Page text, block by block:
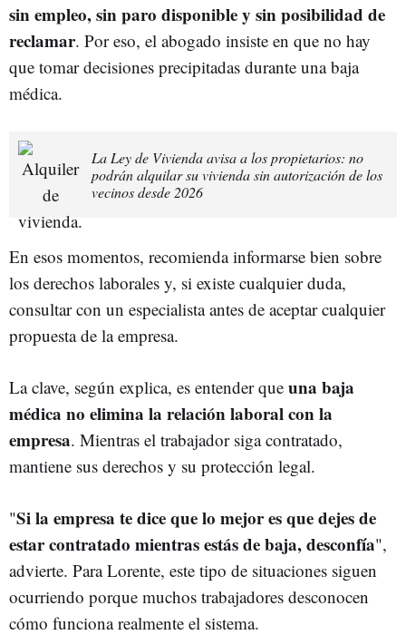
sin empleo, sin paro disponible y sin posibilidad de
reclamar. Por eso, el abogado insiste en que no hay
que tomar decisiones precipitadas durante una baja
médica.
La Ley de Vivienda avisa a los propietarios: no
podrán alquilar su vivienda sin autorización de los
vecinos desde 2026
En esos momentos, recomienda informarse bien sobre
los derechos laborales y, si existe cualquier duda,
consultar con un especialista antes de aceptar cualquier
propuesta de la empresa.
La clave, según explica, es entender que una baja
médica no elimina la relación laboral con la
empresa. Mientras el trabajador siga contratado,
mantiene sus derechos y su protección legal.
"Si la empresa te dice que lo mejor es que dejes de
estar contratado mientras estás de baja, desconfía",
advierte. Para Lorente, este tipo de situaciones siguen
ocurriendo porque muchos trabajadores desconocen
cómo funciona realmente el sistema.